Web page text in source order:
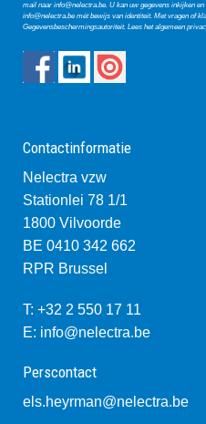
mail naar info@nelectra.be. U kan uw gegevens inkijken
info@nelectra.bemét bewijs van identiteit. Met vragen of
Gegevensbeschermingsautoriteit. Lees het algemeen
Contactinformatie
Nelectra vzw
Stationlei 78 1/1
1800 Vilvoorde
BE 0410 342 662
RPR Brussel
T: +32 2 550 17 11
E: info@nelectra.be
Perscontact
els.heyrman@nelectra.be